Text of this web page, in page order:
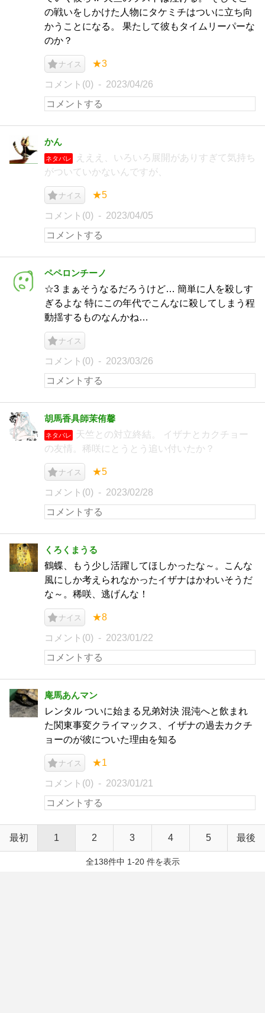
の戦いをしかけた人物にタケミチはついに立ち向
かうことになる。 果たして彼もタイムリーパーな
のか？
ナイス ★3
コメント(0) 2023/04/26
かん
ネタバレ
えええ、いろいろ展開がありすぎて気持ち
がついていかないんですが、
ナイス ★5
コメント(0) 2023/04/05
ペペロンチーノ
☆3 まぁそうなるだろうけど… 簡単に人を殺しす
ぎるよな 特にこの年代でこんなに殺してしまう程
動揺するものなんかね…
ナイス
コメント(0) 2023/03/26
胡馬香具師茉侑馨
ネタバレ
天竺との対立終結。 イザナとカクチョー
の友情。稀咲にとうとう追い付いたか？
ナイス ★5
コメント(0) 2023/02/28
くろくまうる
鶴蝶、もう少し活躍してほしかったな～。こんな
風にしか考えられなかったイザナはかわいそうだ
な～。稀咲、逃げんな！
ナイス ★8
コメント(0) 2023/01/22
庵馬あんマン
レンタル ついに始まる兄弟対決 混沌へと飲まれ
た関東事変クライマックス、イザナの過去カクチ
ョーのが彼についた理由を知る
ナイス ★1
コメント(0) 2023/01/21
最初 1 2 3 4 5 最後
全138件中 1-20 件を表示